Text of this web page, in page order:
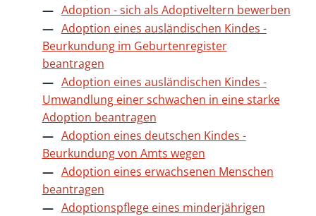
Adoption - sich als Adoptiveltern bewerben
Adoption eines ausländischen Kindes -
Beurkundung im Geburtenregister
beantragen
Adoption eines ausländischen Kindes -
Umwandlung einer schwachen in eine starke
Adoption beantragen
Adoption eines deutschen Kindes -
Beurkundung von Amts wegen
Adoption eines erwachsenen Menschen
beantragen
Adoptionspflege eines minderjährigen